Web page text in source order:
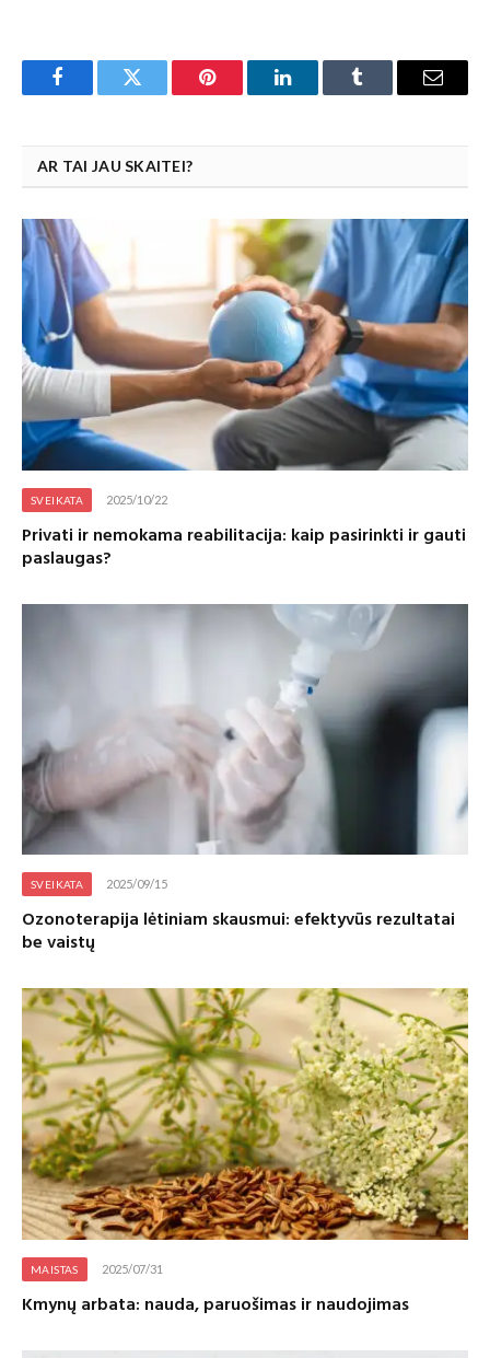
FacebookTwitter Pinterest LinkedInTumblr Email
AR TAI JAU SKAITEI?
SVEIKATA 2025/10/22
Privati ir nemokama reabilitacija: kaip pasirinkti ir gauti
paslaugas?
SVEIKATA 2025/09/15
Ozonoterapija lėtiniam skausmui: efektyvūs rezultatai
be vaistų
MAISTAS 2025/07/31
Kmynų arbata: nauda, paruošimas ir naudojimas